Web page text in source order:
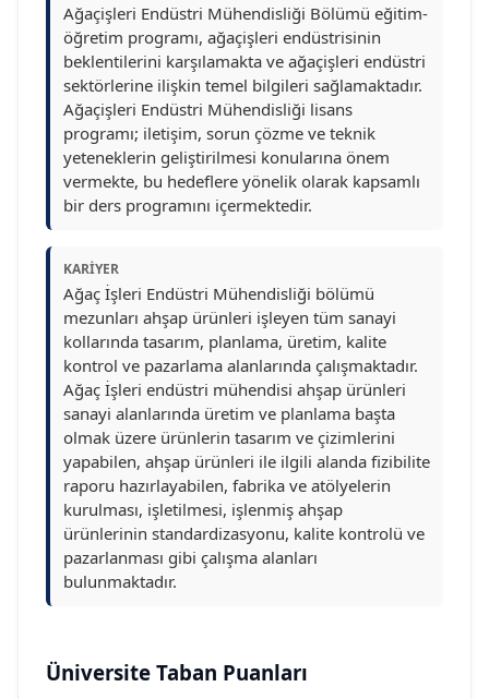
Ağaçişleri Endüstri Mühendisliği Bölümü eğitim-
öğretim programı, ağaçişleri endüstrisinin
beklentilerini karşılamakta ve ağaçişleri endüstri
sektörlerine ilişkin temel bilgileri sağlamaktadır.
Ağaçişleri Endüstri Mühendisliği lisans
programı; iletişim, sorun çözme ve teknik
yeteneklerin geliştirilmesi konularına önem
vermekte, bu hedeflere yönelik olarak kapsamlı
bir ders programını içermektedir.
KARIYER
Ağaç İşleri Endüstri Mühendisliği bölümü
mezunları ahşap ürünleri işleyen tüm sanayi
kollarında tasarım, planlama, üretim, kalite
kontrol ve pazarlama alanlarında çalışmaktadır.
Ağaç İşleri endüstri mühendisi ahşap ürünleri
sanayi alanlarında üretim ve planlama başta
olmak üzere ürünlerin tasarım ve çizimlerini
yapabilen, ahşap ürünleri ile ilgili alanda fizibilite
raporu hazırlayabilen, fabrika ve atölyelerin
kurulması, işletilmesi, işlenmiş ahşap
ürünlerinin standardizasyonu, kalite kontrolü ve
pazarlanması gibi çalışma alanları
bulunmaktadır.
Üniversite Taban Puanları